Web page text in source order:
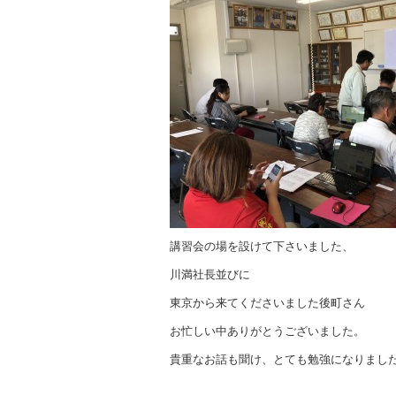
講習会の場を設けて下さいました、
川満社長並びに
東京から来てくださいました後町さん
お忙しい中ありがとうございました。
貴重なお話も聞け、とても勉強になりまし